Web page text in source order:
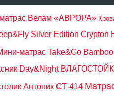
Велам «АВРОРА»
Silver Edition Crypton
матрас Take&Go
Day&Night
Антоник СТ-414